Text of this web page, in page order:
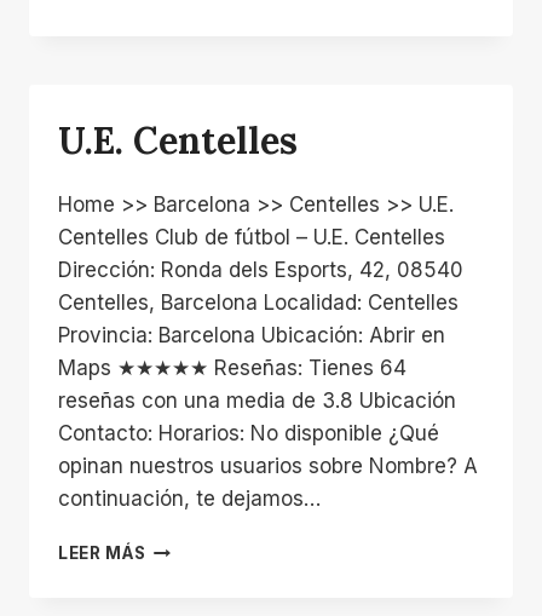
U.E. Centelles
Home >> Barcelona >> Centelles >> U.E.
Centelles Club de fútbol – U.E. Centelles
Dirección: Ronda dels Esports, 42, 08540
Centelles, Barcelona Localidad: Centelles
Provincia: Barcelona Ubicación: Abrir en
Maps ★★★★★ Reseñas: Tienes 64
reseñas con una media de 3.8 Ubicación
Contacto: Horarios: No disponible ¿Qué
opinan nuestros usuarios sobre Nombre? A
continuación, te dejamos…
LEER MÁS U.E.